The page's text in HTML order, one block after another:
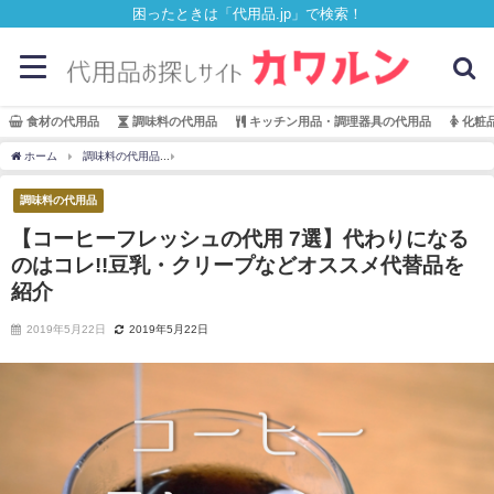
困ったときは「代用品.jp」で検索！
食材の代用品 調味料の代用品 キッチン用品・調理器具の代用品 化粧
ホーム 調味料の代用品
調味料の代用品
【コーヒーフレッシュの代用 7選】代わりになる
のはコレ!!豆乳・クリープなどオススメ代替品を
紹介
2019年5月22日 2019年5月22日